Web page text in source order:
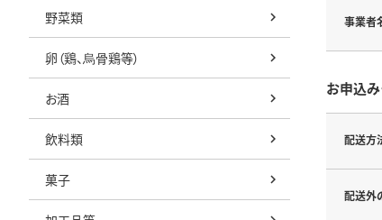
野菜類
卵（鶏、烏骨鶏等）
お酒
飲料類
菓子
事業者
お申込み
配送方
配送外